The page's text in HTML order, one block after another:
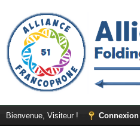
Bienvenue, Visiteur ! Connexion